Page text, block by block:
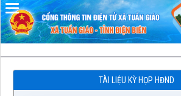
TÀI LIỆU KỲ HỌP HĐND
Đã kết nối EMC